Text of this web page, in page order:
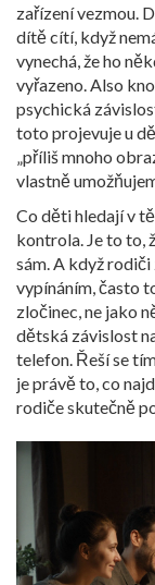
zařízení vezmou.
dítě cítí, když
vynechá, že ho
vyřazeno. Also
psychická
toto projevuje u
„příliš mnoho
vlastně
Co děti hledají v
kontrola. Je to to,
sám. A když
vypínáním, často
zločinec, ne jako
dětská závislost
telefon. Řeší se
je právě to, co
rodiče skutečně